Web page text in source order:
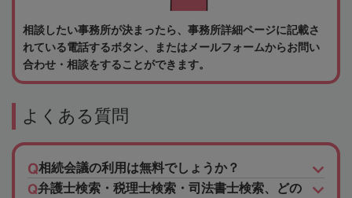
相談したい事務所が決まったら、事務所詳細ページに記載さ
れている電話するボタン、またはメールフォームからお問い
合わせ・相談をすることができます。
よくある質問
相続会議の利用は無料でしょうか？
弁護士検索・税理士検索・司法書士検索、どの